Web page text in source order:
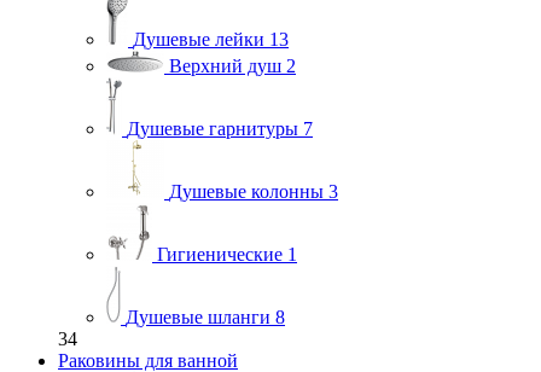
Душевые лейки 13
Верхний душ 2
Душевые гарнитуры 7
Душевые колонны 3
Гигиенические 1
Душевые шланги 8
34
Раковины для ванной